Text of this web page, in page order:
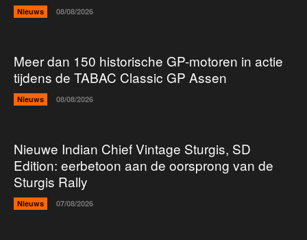
Nieuws 08/08/2026
Meer dan 150 historische GP-motoren in actie
tijdens de TABAC Classic GP Assen
Nieuws 08/08/2026
Nieuwe Indian Chief Vintage Sturgis, SD
Edition: eerbetoon aan de oorsprong van de
Sturgis Rally
Nieuws 07/08/2026